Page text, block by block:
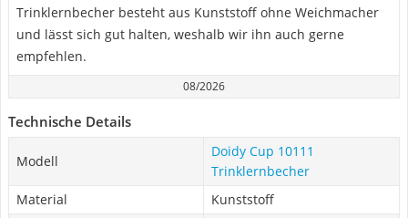
Trinklernbecher besteht aus Kunststoff ohne Weichmacher
und lässt sich gut halten, weshalb wir ihn auch gerne
empfehlen.
08/2026
Technische Details
Modell
Doidy Cup 10111
Trinklernbecher
Material
Kunststoff